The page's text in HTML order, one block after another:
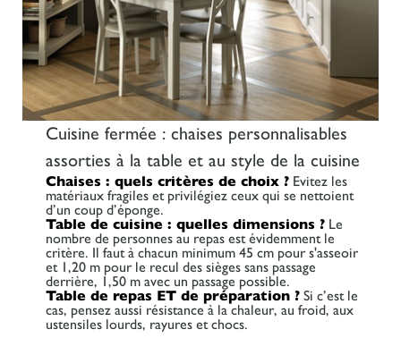
Cuisine fermée : chaises personnalisables
assorties à la table et au style de la cuisine
Chaises : quels critères de choix ? Evitez les
matériaux fragiles et privilégiez ceux qui se nettoient
d’un coup d’éponge.
Table de cuisine : quelles dimensions ? Le
nombre de personnes au repas est évidemment le
critère. Il faut à chacun minimum 45 cm pour s'asseoir
et 1,20 m pour le recul des sièges sans passage
derrière, 1,50 m avec un passage possible.
Table de repas ET de préparation ? Si c’est le
cas, pensez aussi résistance à la chaleur, au froid, aux
ustensiles lourds, rayures et chocs.